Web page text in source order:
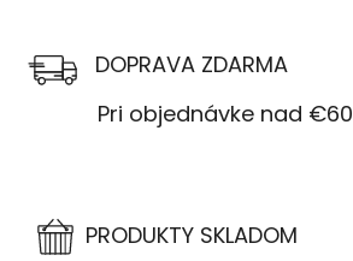
DOPRAVA ZDARMA
Pri objednávke nad €60
PRODUKTY SKLADOM